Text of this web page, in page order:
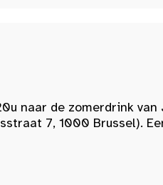
naar de zomerdrink van
7, 1000 Brussel).